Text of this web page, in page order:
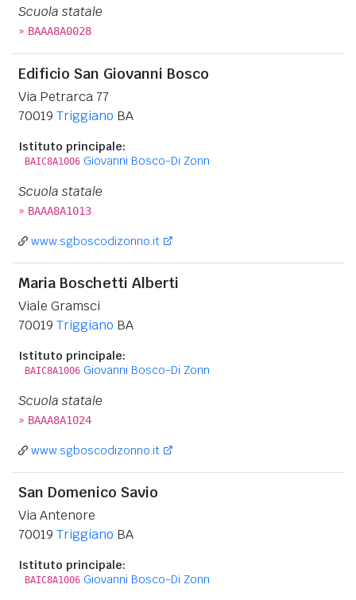
Scuola statale
» BAAA8A0028
Edificio San Giovanni Bosco
Via Petrarca 77
70019 Triggiano BA
Istituto principale:
BAIC8A1006 Giovanni Bosco-Di Zonn
Scuola statale
» BAAA8A1013
www.sgboscodizonno.it
Maria Boschetti Alberti
Viale Gramsci
70019 Triggiano BA
Istituto principale:
BAIC8A1006 Giovanni Bosco-Di Zonn
Scuola statale
» BAAA8A1024
www.sgboscodizonno.it
San Domenico Savio
Via Antenore
70019 Triggiano BA
Istituto principale:
BAIC8A1006 Giovanni Bosco-Di Zonn